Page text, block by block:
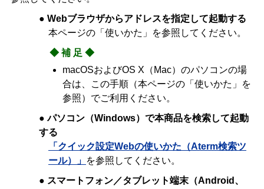
● Webブラウザからアドレスを指定して起動する
本ページの「使いかた」を参照してください。
◆補足◆
macOSおよびOS X（Mac）のパソコンの場
合は、この手順（本ページの「使いかた」を
参照）でご利用ください。
● パソコン（Windows）で本商品を検索して起動
する
「クイック設定Webの使いかた（Aterm検索ツ
ール）」 を参照してください。
● スマートフォン／タブレット端末（Android、